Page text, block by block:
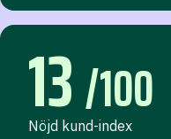
13/100
Nöjd kund-index